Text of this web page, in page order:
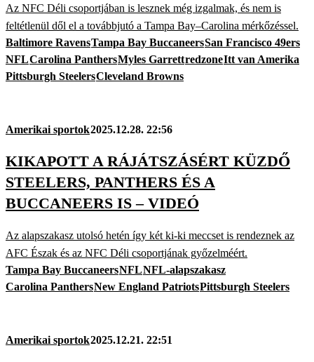
Az NFC Déli csoportjában is lesznek még izgalmak, és nem is
feltétlenül dől el a továbbjutó a Tampa Bay–Carolina mérkőzéssel.
Baltimore RavensTampa Bay BuccaneersSan Francisco 49ers
NFLCarolina PanthersMyles GarrettredzoneItt van Amerika
Pittsburgh SteelersCleveland Browns
Amerikai sportok2025.12.28. 22:56
KIKAPOTT A RÁJÁTSZÁSÉRT KÜZDŐ
STEELERS, PANTHERS ÉS A
BUCCANEERS IS – VIDEÓ
Az alapszakasz utolsó hetén így két ki-ki meccset is rendeznek az
AFC Észak és az NFC Déli csoportjának győzelméért.
Tampa Bay BuccaneersNFLNFL-alapszakasz
Carolina PanthersNew England PatriotsPittsburgh Steelers
Amerikai sportok2025.12.21. 22:51